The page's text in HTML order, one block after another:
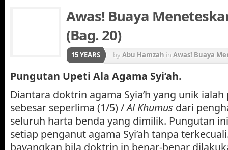
Awas! Buaya
(Bag. 20)
15 YEARS byAbu Hamzah in Awas! Buaya
Pungutan Upeti Ala Agama Syi’ah.
Diantara doktrin agama Syia’h yang unik
sebesar seperlima (1/5) /Al Khumus dari
seluruh harta benda yang dimilik. Pungutan
setiap penganut agama Syi’ah tanpa
bayangkan bila doktrin in benar-benar